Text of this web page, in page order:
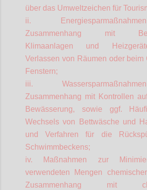
über das Umweltzeichen für
ii.
Zusammenhang mit
Klimaanlagen und
Verlassen von Räumen oder beim
Fenstern;
iii.
Zusammenhang mit Kontrollen
Bewässerung, sowie ggf.
Wechsels von Bettwäsche und
und Verfahren für die
Schwimmbeckens;
iv. Maßnahmen zur
verwendeten Mengen
Zusammenhang mit